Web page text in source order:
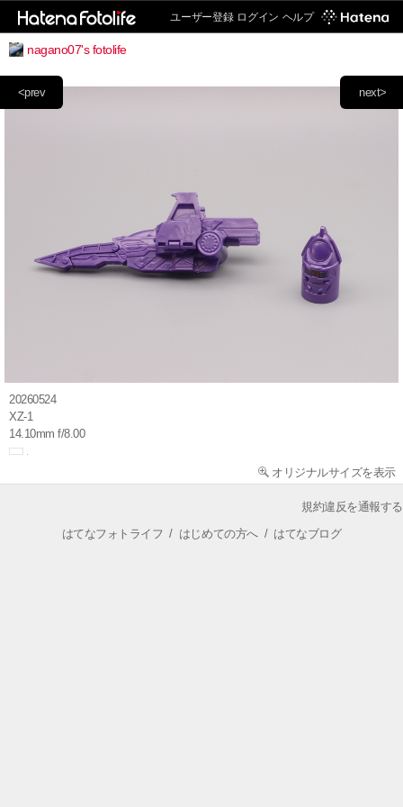
ユーザー登録 ログイン ヘルプ
nagano07's fotolife
next>
<prev
20260524
XZ-1
14.10mm f/8.00
オリジナルサイズを表示
規約違反を通報する
はてなフォトライフ / はじめての方へ/ はてなブログ